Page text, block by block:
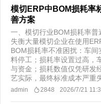
模切ERP中BOM损耗率
善方案
一、模切行业BOM损耗率
失衡大量模切企业在使用
BOM损耗率不准困扰：车
料停工；损耗率设置过高，
与资金；损耗数值仅凭研发
艺实际，最终标准成本严重
admin 2848 2026/7/21